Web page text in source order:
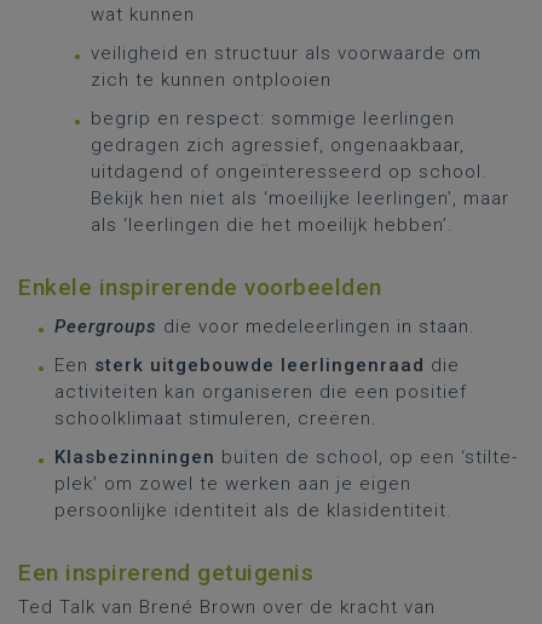
wat kunnen
veiligheid en structuur als voorwaarde om
zich te kunnen ontplooien
begrip en respect: sommige leerlingen
gedragen zich agressief, ongenaakbaar,
uitdagend of ongeïnteresseerd op school.
Bekijk hen niet als ‘moeilijke leerlingen’, maar
als ‘leerlingen die het moeilijk hebben’.
Enkele inspirerende voorbeelden
Peergroups die voor medeleerlingen in staan.
Een sterk uitgebouwde leerlingenraad die
activiteiten kan organiseren die een positief
schoolklimaat stimuleren, creëren.
Klasbezinningen buiten de school, op een ‘stilte-
plek’ om zowel te werken aan je eigen
persoonlijke identiteit als de klasidentiteit.
Een inspirerend getuigenis
Ted Talk van Brené Brown over de kracht van